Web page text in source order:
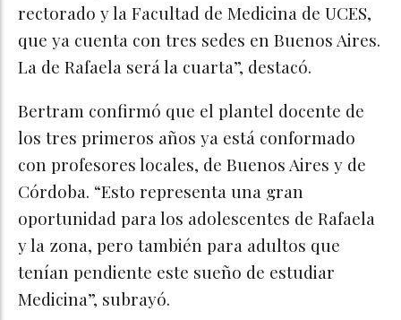
rectorado y la Facultad de Medicina de UCES,
que ya cuenta con tres sedes en Buenos Aires.
La de Rafaela será la cuarta”, destacó.
Bertram confirmó que el plantel docente de
los tres primeros años ya está conformado
con profesores locales, de Buenos Aires y de
Córdoba. “Esto representa una gran
oportunidad para los adolescentes de Rafaela
y la zona, pero también para adultos que
tenían pendiente este sueño de estudiar
Medicina”, subrayó.